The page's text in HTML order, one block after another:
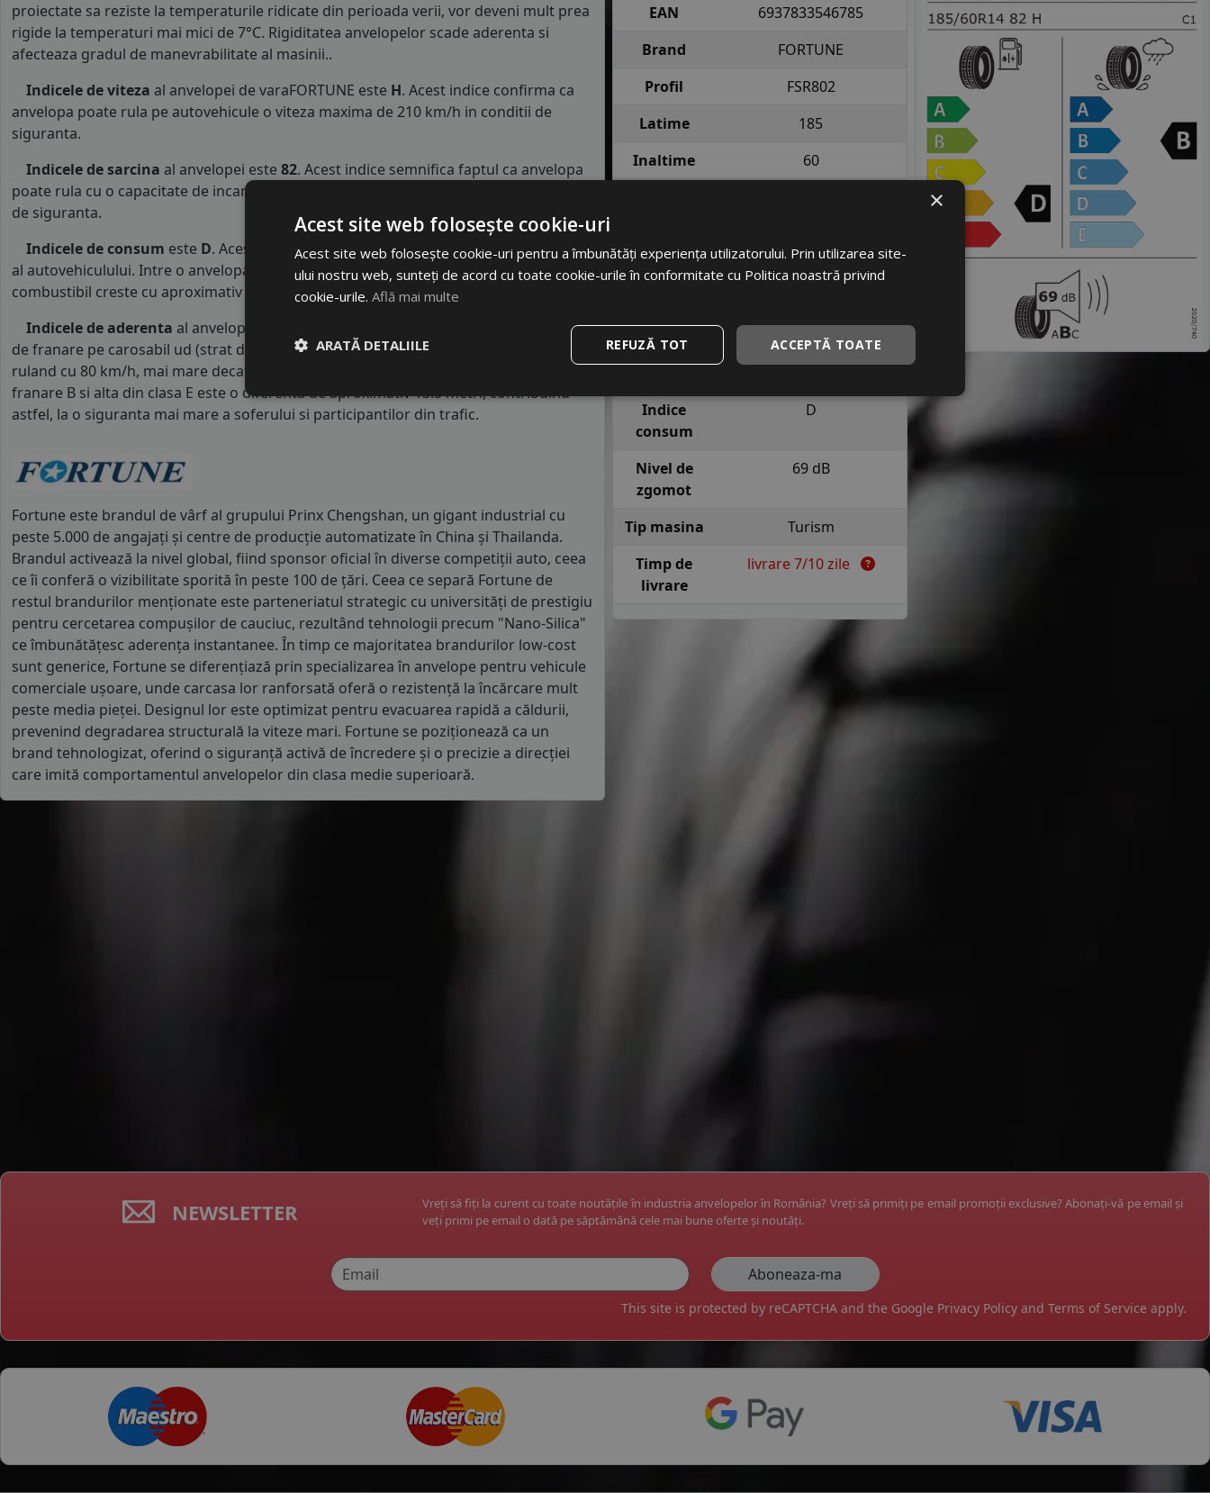
proiectate sa reziste la temperaturile ridicate din perioada verii, vor deveni mult prea
rigide la temperaturi mai mici de 7°C. Rigiditatea anvelopelor scade aderenta si
afecteaza gradul de manevrabilitate al masinii..
Indicele de viteza al anvelopei de varaFORTUNE este H. Acest indice confirma ca
anvelopa poate rula pe autovehicule o viteza maxima de 210 km/h in conditii de
siguranta.
Indicele de sarcina al anvelopei este 82. Acest indice semnifica faptul ca anvelopa
poate rula cu o capacitate de incarcare maxima de 475 kg pe fiecare roata in conditii
de siguranta.
Indicele de consum este D. Acest indice reprezinta clasa de consum de carburant
al autovehiculului. Intre o anvelopa cu clasa B si o alta din clasa C, consumul de
combustibil creste cu aproximativ 1 litru la fiecare 1000 km parcursi.
Indicele de aderenta al anvelopei este
. Acest tip de anvelope va avea o distanta
de franare pe carosabil ud (strat de apa intre 0.5 mm si 1.5 mm) cu 4 anvelope cu ABS
ruland cu 80 km/h, mai mare decat clasele superioare. Intre o anvelopa din clasa de
franare B si alta din clasa E este o diferenta de aproximativ 13.5 metri, contribuind
astfel, la o siguranta mai mare a soferului si participantilor din trafic.
Fortune este brandul de vârf al grupului Prinx Chengshan, un gigant industrial cu
peste 5.000 de angajați și centre de producție automatizate în China și Thailanda.
Brandul activează la nivel global, fiind sponsor oficial în diverse competiții auto, ceea
ce îi conferă o vizibilitate sporită în peste 100 de țări. Ceea ce separă Fortune de
restul brandurilor menționate este parteneriatul strategic cu universități de prestigiu
pentru cercetarea compușilor de cauciuc, rezultând tehnologii precum "Nano-Silica"
ce îmbunătățesc aderența instantanee. În timp ce majoritatea brandurilor low-cost
sunt generice, Fortune se diferențiază prin specializarea în anvelope pentru vehicule
comerciale ușoare, unde carcasa lor ranforsată oferă o rezistență la încărcare mult
peste media pieței. Designul lor este optimizat pentru evacuarea rapidă a căldurii,
prevenind degradarea structurală la viteze mari. Fortune se poziționează ca un
brand tehnologizat, oferind o siguranță activă de încredere și o precizie a direcției
care imită comportamentul anvelopelor din clasa medie superioară.
EAN
6937833546785
Brand
FORTUNE
Profil
FSR802
Latime
185
Inaltime
60
incarcare
anvelopa
Indice
B
Indice
consum
D
Nivel de
zgomot
69 dB
Tip masina
Turism
Timp de
livrare
livrare 7/10 zile
NEWSLETTER
Vreți să fiți la curent cu toate noutățile în industria anvelopelor în România? Vreți să primiți pe email promoții exclusive? Abonați-vă pe email și
veți primi pe email o dată pe săptămână cele mai bune oferte și noutăți.
This site is protected by reCAPTCHA and the Google Privacy Policy and Terms of Service apply.
×
Acest site web folosește cookie-uri
Acest site web folosește cookie-uri pentru a îmbunătăți experiența utilizatorului. Prin utilizarea site-
ului nostru web, sunteți de acord cu toate cookie-urile în conformitate cu Politica noastră privind
cookie-urile. Află mai multe
ACCEPTĂ TOATE
REFUZĂ TOT
ARATĂ DETALIILE